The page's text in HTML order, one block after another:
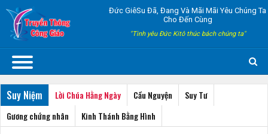
Đức GiêSu Đã, Đang Và Mãi Mãi Yêu Chúng Ta
Cho Đến Cùng
"Tình yêu Đức Kitô thúc bách chúng ta"
Suy Niệm Lời Chúa Hằng Ngày Cầu Nguyện
Suy Tư
Gương chứng nhân
Kinh Thánh Bằng Hình